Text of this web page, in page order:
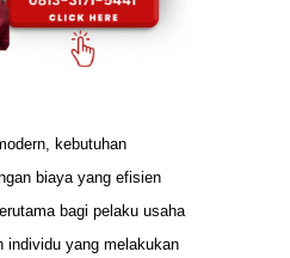
kebutuhan
biaya yang efisien
bagi pelaku usaha
individu yang melakukan